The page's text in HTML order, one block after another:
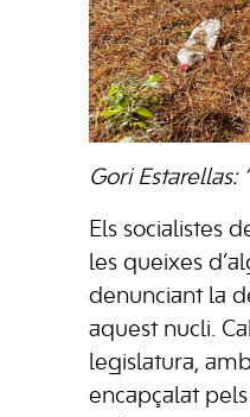
Gori
Els socialistes
les queixes
denunciant la
aquest nucli.
legislatura,
encapçalat